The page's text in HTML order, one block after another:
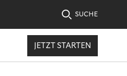
SUCHE
JETZT STARTEN